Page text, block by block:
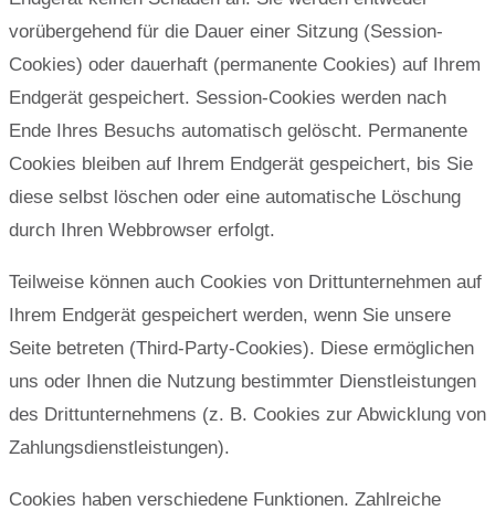
vorübergehend für die Dauer einer Sitzung (Session-
Cookies) oder dauerhaft (permanente Cookies) auf Ihrem
Endgerät gespeichert. Session-Cookies werden nach
Ende Ihres Besuchs automatisch gelöscht. Permanente
Cookies bleiben auf Ihrem Endgerät gespeichert, bis Sie
diese selbst löschen oder eine automatische Löschung
durch Ihren Webbrowser erfolgt.
Teilweise können auch Cookies von Drittunternehmen auf
Ihrem Endgerät gespeichert werden, wenn Sie unsere
Seite betreten (Third-Party-Cookies). Diese ermöglichen
uns oder Ihnen die Nutzung bestimmter Dienstleistungen
des Drittunternehmens (z. B. Cookies zur Abwicklung von
Zahlungsdienstleistungen).
Cookies haben verschiedene Funktionen. Zahlreiche